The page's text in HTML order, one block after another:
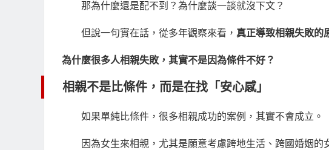
那為什麼還是配不到？為什麼談一談就沒下文？
但說一句實在話，從多年觀察來看， 真正導致相親失敗的
為什麼很多人相親失敗，其實不是因為條件不好？
相親不是比條件，而是在找「安心感」
如果單純比條件，很多相親成功的案例，其實不會成立。
因為女生來相親，尤其是願意考慮跨地生活、跨國婚姻